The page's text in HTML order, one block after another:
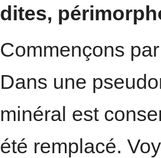
dites,
Commençons
Dans une
minéral est
été remplacé.